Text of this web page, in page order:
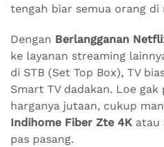
tengah biar semua orang di
Dengan Berlangganan
ke layanan streaming
di STB (Set Top Box), TV
Smart TV dadakan. Loe
harganya jutaan, cukup
Indihome Fiber Zte 4K atau
pas pasang.